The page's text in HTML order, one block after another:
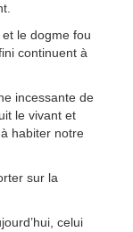
le dogme fou
continuent à
incessante de
le vivant et
habiter notre
sur la
celui